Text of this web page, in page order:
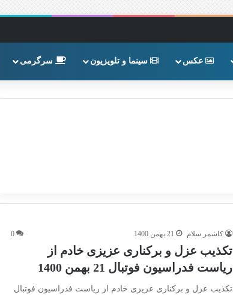
عکس سینما و تلویزیون سرگرمی
کاشمر سلام 21 بهمن 1400 0
تکذیب عزل و برکناری عزیزی خادم از
ریاست فدراسیون فوتبال 21 بهمن 1400
تکذیب عزل و برکناری عزیزی خادم از ریاست فدراسیون فوتبال